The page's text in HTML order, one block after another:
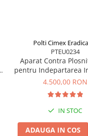
Polti Cimex
PTEU0234
Aparat Contra
pentru Indepartarea
si Gandacilor Polti
Alb
4.500,00 RON
IN STOC
ADAUGA IN COS